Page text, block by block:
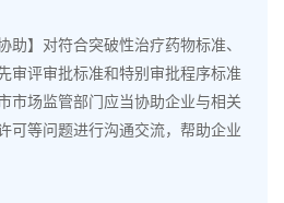
】对符合突破性治疗药物标准、
审评审批标准和特别审批程序标准
市场监管部门应当协助企业与相关
可等问题进行沟通交流，帮助企业